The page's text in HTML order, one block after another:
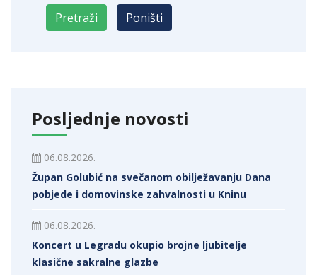
Posljednje novosti
06.08.2026.
Župan Golubić na svečanom obilježavanju Dana
pobjede i domovinske zahvalnosti u Kninu
06.08.2026.
Koncert u Legradu okupio brojne ljubitelje
klasične sakralne glazbe